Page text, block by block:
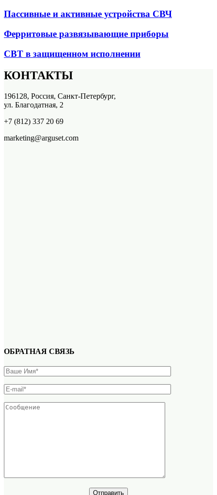
Пассивные и активные устройства СВЧ
Ферритовые развязывающие приборы
СВТ в защищенном исполнении
КОНТАКТЫ
196128, Россия, Санкт-Петербург,
ул. Благодатная, 2
+7 (812) 337 20 69
marketing@arguset.com
ОБРАТНАЯ СВЯЗЬ